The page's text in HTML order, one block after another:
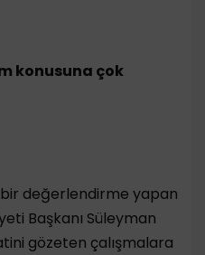
konusuna çok
değerlendirme yapan
Başkanı Süleyman
gözeten çalışmalara